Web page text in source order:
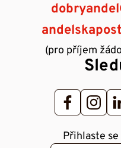
(pro příjem
Přihlaste